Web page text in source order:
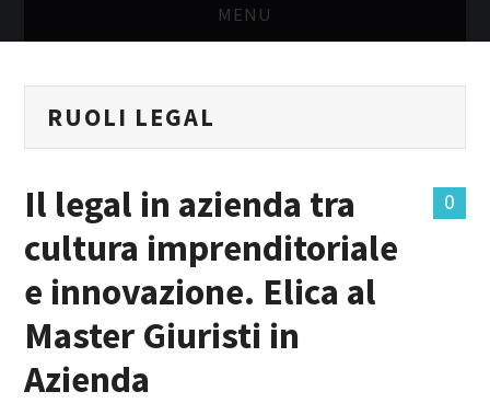
MENU
MASTER MARKETING & RETAIL
MASTER IN FOOD & BEVERAGE
GIURISTI IN AZIENDA
TUTTI
RUOLI LEGAL
0
Il legal in azienda tra
cultura imprenditoriale
e innovazione. Elica al
Master Giuristi in
Azienda